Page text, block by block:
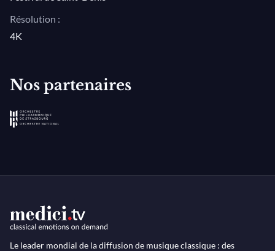
Résolution :
4K
Nos partenaires
Le leader mondial de la diffusion de musique classique : des